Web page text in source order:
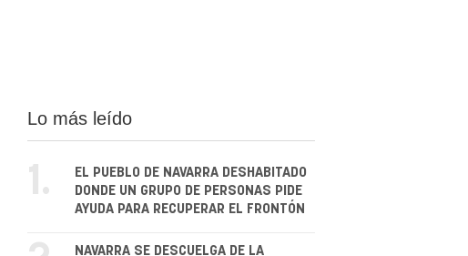
Lo más leído
1.
EL PUEBLO DE NAVARRA DESHABITADO
DONDE UN GRUPO DE PERSONAS PIDE
AYUDA PARA RECUPERAR EL FRONTÓN
NAVARRA SE DESCUELGA DE LA